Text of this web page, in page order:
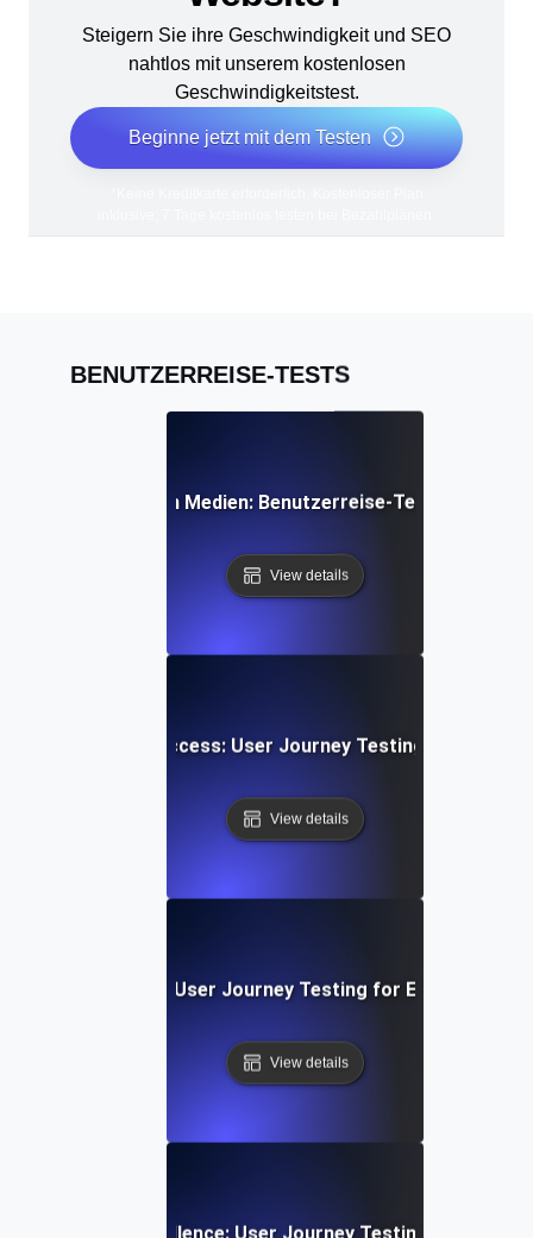
Steigern Sie ihre Geschwindigkeit und SEO
nahtlos mit unserem kostenlosen
Geschwindigkeitstest.
Beginne jetzt mit dem Testen
BENUTZERREISE-TESTS
in sozialen Medien: Benutzerreise-Tests für
View details
& Sharing Success: User Journey Testing für
View details
SaaS Onboarding: User Journey Testing for Effective
View details
Navigation Excellence: User Journey Testing für